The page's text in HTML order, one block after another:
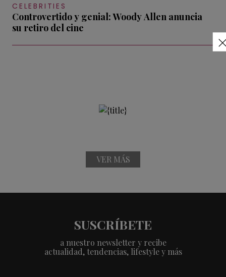
CELEBRITIES
Controvertido y genial: Woody Allen anuncia
su retiro del cine
VER MÁS
SUSCRÍBETE
a nuestro newsletter y recibe
actualidad, tendencias, lifestyle y más